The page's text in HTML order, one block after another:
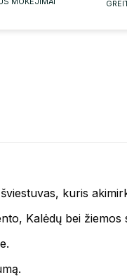
kuris
Kalėdų bei žiemos